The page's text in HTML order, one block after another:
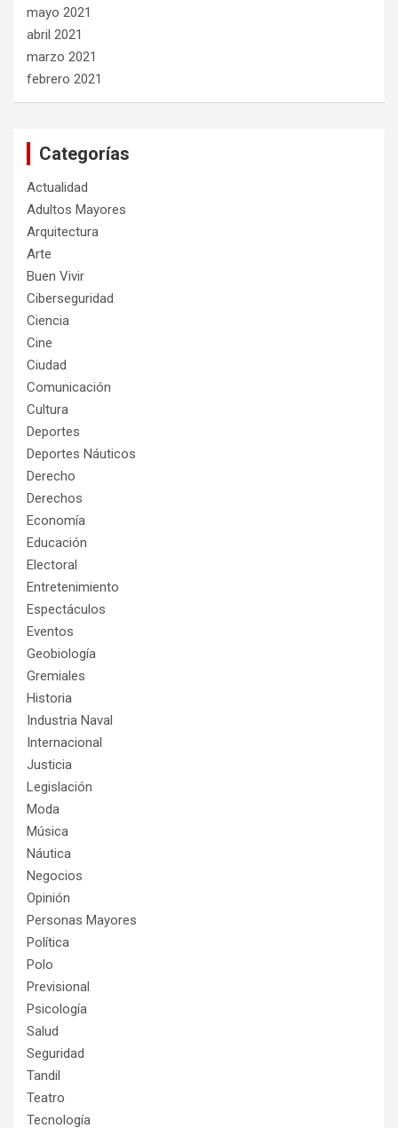
mayo 2021
abril 2021
marzo 2021
febrero 2021
Categorías
Actualidad
Adultos Mayores
Arquitectura
Arte
Buen Vivir
Ciberseguridad
Ciencia
Cine
Ciudad
Comunicación
Cultura
Deportes
Deportes Náuticos
Derecho
Derechos
Economía
Educación
Electoral
Entretenimiento
Espectáculos
Eventos
Geobiología
Gremiales
Historia
Industria Naval
Internacional
Justicia
Legislación
Moda
Música
Náutica
Negocios
Opinión
Personas Mayores
Política
Polo
Previsional
Psicología
Salud
Seguridad
Tandil
Teatro
Tecnología